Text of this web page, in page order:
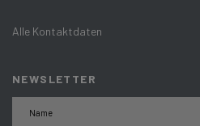
Alle Kontaktdaten
NEWSLETTER